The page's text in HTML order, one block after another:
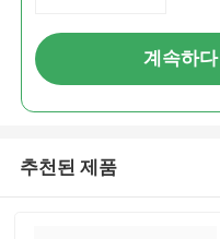
계속하다
추천된 제품